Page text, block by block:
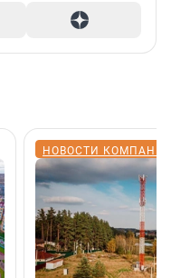
НОВОСТИ